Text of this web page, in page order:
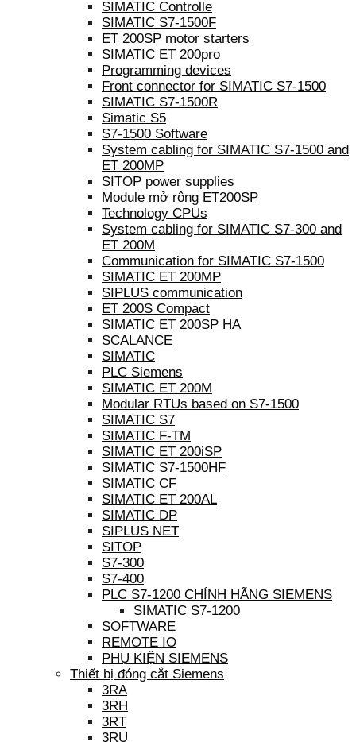
SIMATIC Controlle
SIMATIC S7-1500F
ET 200SP motor starters
SIMATIC ET 200pro
Programming devices
Front connector for SIMATIC S7-1500
SIMATIC S7-1500R
Simatic S5
S7-1500 Software
System cabling for SIMATIC S7-1500 and
ET 200MP
SITOP power supplies
Module mở rộng ET200SP
Technology CPUs
System cabling for SIMATIC S7-300 and
ET 200M
Communication for SIMATIC S7-1500
SIMATIC ET 200MP
SIPLUS communication
ET 200S Compact
SIMATIC ET 200SP HA
SCALANCE
SIMATIC
PLC Siemens
SIMATIC ET 200M
Modular RTUs based on S7-1500
SIMATIC S7
SIMATIC F-TM
SIMATIC ET 200iSP
SIMATIC S7-1500HF
SIMATIC CF
SIMATIC ET 200AL
SIMATIC DP
SIPLUS NET
SITOP
S7-300
S7-400
PLC S7-1200 CHÍNH HÃNG SIEMENS
SIMATIC S7-1200
SOFTWARE
REMOTE IO
PHỤ KIỆN SIEMENS
Thiết bị đóng cắt Siemens
3RA
3RH
3RT
3RU